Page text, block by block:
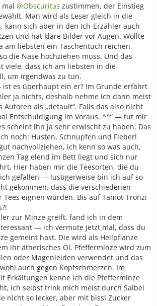
mal @Obscuritas zustimmen, der Einstieg
Man wird als Leser gleich in die
kann sich aber in den Ich-Erzähler auch
und hat klare Bilder vor Augen. Wollte
am liebsten ein Taschentuch reichen,
die Nase hochziehen muss. Und das
viele, dass ich am liebsten in die
um irgendwas zu tun.
es überhaupt ein er? Im Grunde erfährt
ja nichts, deshalb nehme ich dann meist
Autoren als „default“. Falls das also nicht
Entschuldigung im Voraus. ^^“ — tut mir
scheint ihn ja sehr erwischt zu haben. Das
noch: Husten, Schnupfen und Fieber!
nachvollziehen, ich kenn so was auch,
Tag elend im Bett liegt und sich nur
Hier haben mir die Teesorten, die du
gefallen — lustigerweise bin ich auf so
gekommen, dass die verschiedenen
Tees eignen würden. Bis auf Tamot-Tronzi
zur Minze greift, fand ich in dem
— ich vermute jetzt mal, dass du
gemeint hast. Die wird als Heilpflanze
ihr ätherisches Öl. Pfefferminze wird zum
oder Magenleiden verwendet und das
auch gegen Kopfschmerzen. Im
Erkältungen kenne ich die Pfefferminze
ich selbst trink mich meist durch Salbei
nicht so lecker, aber mit bissl Zucker